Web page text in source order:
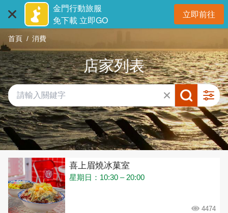
主
要
內
容
區
塊
金門行動旅服
免下載 立即GO
立即前往開
首頁 消費
店家列表
共有 432 間店家
喜上眉燒冰菓室
星期日：10:30 – 20:00
4474